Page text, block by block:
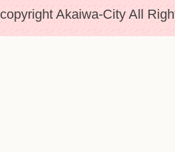
copyright Akaiwa-City All